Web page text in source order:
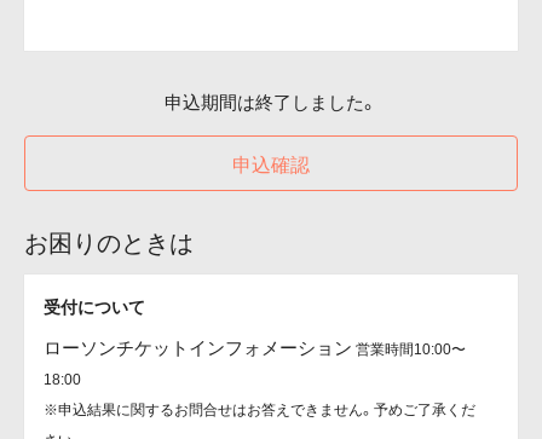
申込期間は終了しました。
申込確認
お困りのときは
受付について
ローソンチケットインフォメーション営業時間10:00〜
18:00
※申込結果に関するお問合せはお答えできません。予めご了承くだ